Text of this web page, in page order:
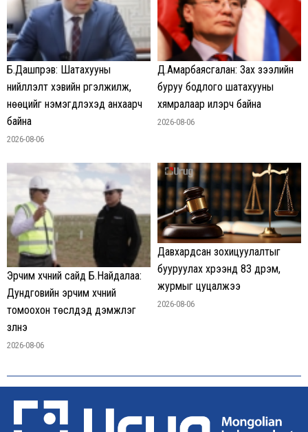
Б.Дашпүрэв: Шатахууны
нийлүүлэлт хэвийн үргэлжилж,
нөөцийг нэмэгдүүлэхэд анхаарч
байна
2026-08-06
Д.Амарбаясгалан: Зах зээлийн
буруу бодлого шатахууны
хямралаар илэрч байна
2026-08-06
Эрчим хүчний сайд Б.Найдалаа:
Дундговийн эрчим хүчний
томоохон төслүүдэд дэмжлэг
үзүүлнэ
2026-08-06
Давхардсан зохицуулалтыг
бууруулах хүрээнд 83 дүрэм,
журмыг цуцалжээ
2026-08-06